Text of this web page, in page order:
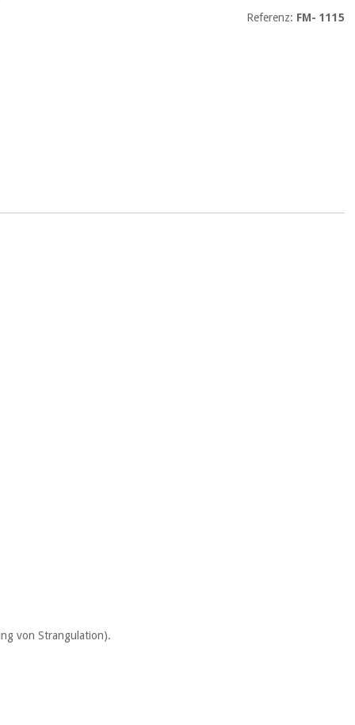
Referenz: FM- 1115
von Strangulation).